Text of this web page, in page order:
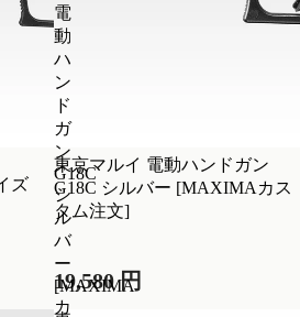
ズ
電
動
ハ
ン
ド
ガ
ン
G18C
シ
ル
バ
ー
[MAXIMA
カ
東京マルイ 電動ハンドガン
G18C シルバー [MAXIMAカス
タム注文]
19,580 円